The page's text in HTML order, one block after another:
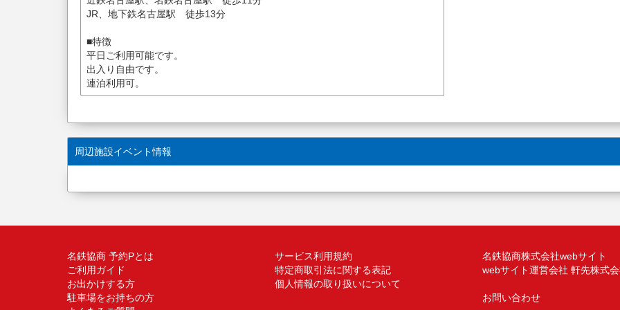
JR、地下鉄名古屋駅 徒歩13分
■特徴
平日ご利用可能です。
出入り自由です。
連泊利用可。
周辺施設イベント情報
名鉄協商 予約Pとは
ご利用ガイド
お出かけする方
駐車場をお持ちの方
サービス利用規約
特定商取引法に関する表記
個人情報の取り扱いについて
名鉄協商株式会社webサイト
webサイト運営会社 軒先株式
お問い合わせ